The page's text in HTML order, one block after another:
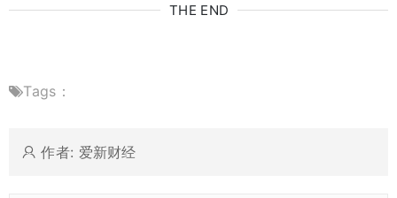
THE END
Tags：
作者: 爱新财经